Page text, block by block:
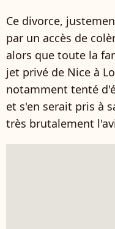
Ce divorce,
par un accès de
alors que toute la
jet privé de Nice à
notamment tenté
et s'en serait pris à
très brutalement